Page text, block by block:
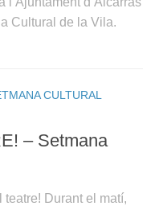
Cultural de la Vila.
CULTURAL
– Setmana
Durant el matí,